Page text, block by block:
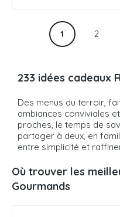
1 2
233 idées cadeaux
Des menus du terroir,
ambiances conviviales
proches, le temps de
partager à deux, en
entre simplicité et
Où trouver les
Gourmands